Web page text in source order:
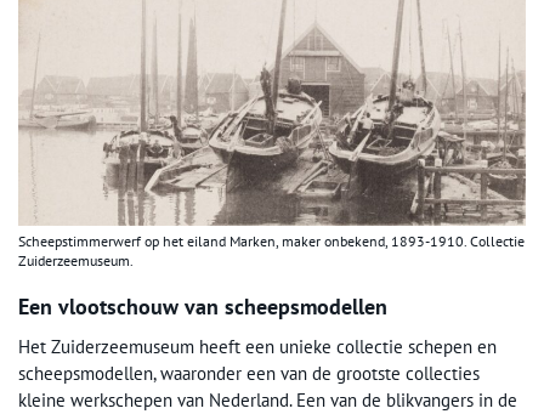
Scheepstimmerwerf op het eiland Marken, maker onbekend, 1893-1910. Collectie
Zuiderzeemuseum.
Een vlootschouw van scheepsmodellen
Het Zuiderzeemuseum heeft een unieke collectie schepen en
scheepsmodellen, waaronder een van de grootste collecties
kleine werkschepen van Nederland. Een van de blikvangers in de